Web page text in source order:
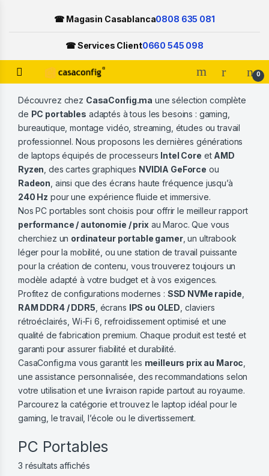
☎ Magasin Casablanca0808 635 081
☎ Services Client0660 545 098
Open 0
Découvrez chez CasaConfig.ma une sélection complète
de PC portables adaptés à tous les besoins : gaming,
bureautique, montage vidéo, streaming, études ou travail
professionnel. Nous proposons les dernières générations
de laptops équipés de processeurs Intel Core et AMD
Ryzen , des cartes graphiques NVIDIA GeForce ou
Radeon , ainsi que des écrans haute fréquence jusqu’à
240 Hz pour une expérience fluide et immersive.
Nos PC portables sont choisis pour offrir le meilleur rapport
performance / autonomie / prix au Maroc. Que vous
cherchiez un ordinateur portable gamer, un ultrabook
léger pour la mobilité, ou une station de travail puissante
pour la création de contenu, vous trouverez toujours un
modèle adapté à votre budget et à vos exigences.
Profitez de configurations modernes : SSD NVMe rapide
RAM DDR4 / DDR5 , écrans IPS ou OLED , claviers
rétroéclairés, Wi-Fi 6, refroidissement optimisé et une
qualité de fabrication premium. Chaque produit est testé et
garanti pour assurer fiabilité et durabilité.
CasaConfig.ma vous garantit les meilleurs prix au Maroc
une assistance personnalisée, des recommandations selon
votre utilisation et une livraison rapide partout au royaume.
Parcourez la catégorie et trouvez le laptop idéal pour le
gaming, le travail, l’école ou le divertissement.
PC Portables
3 résultats affichés